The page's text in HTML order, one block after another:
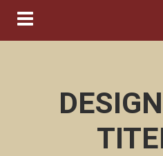
Navigation ein-/ausblenden